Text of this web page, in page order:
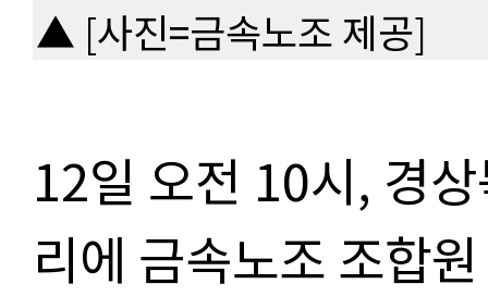
▲ [사진=금속노조 제공]
12일 오전 10시, 경
리에 금속노조 조합